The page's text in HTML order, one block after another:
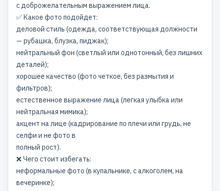
с доброжелательным выражением лица.
✅ Какое фото подойдет:
деловой стиль (одежда, соответствующая должности
— рубашка, блузка, пиджак);
нейтральный фон (светлый или однотонный, без лишних
деталей);
хорошее качество (фото четкое, без размытия и
фильтров);
естественное выражение лица (легкая улыбка или
нейтральная мимика);
акцент на лице (кадрирование по плечи или грудь, не
селфи и не фото в
полный рост).
❌ Чего стоит избегать:
неформальные фото (в купальнике, с алкоголем, на
вечеринке);